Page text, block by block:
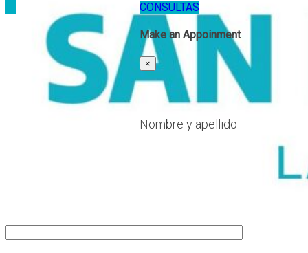
CONSULTAS
Make an Appoinment
×
Nombre y apellido